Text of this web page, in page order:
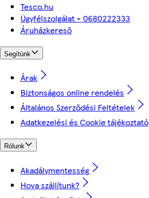
Tesco.hu
Ügyfélszolgálat - 0680222333
Áruházkereső
Segítünk
Árak
Biztonságos online rendelés
Általános Szerződési Feltételek
Adatkezelési és Cookie tájékoztató
Rólunk
Akadálymentesség
Hova szállítunk?